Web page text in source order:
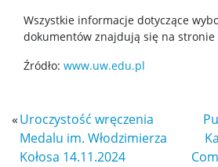
Spis pracowników
Badania i nauka
Wszystkie informacje dotyczące
dokumentów znajdują się na stronie
Źródło: www.uw.edu.pl
«Uroczystość wręczenia
Medalu im. Włodzimierza
Kołosa 14.11.2024